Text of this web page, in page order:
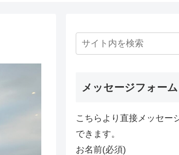
メッセージフォーム
こちらより直接メッセー
できます。
お名前(必須)